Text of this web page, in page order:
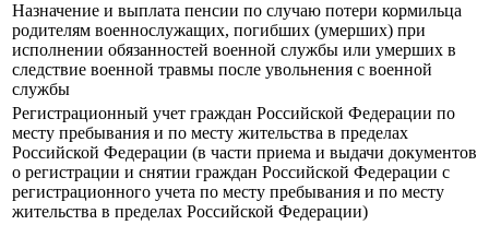
Назначение и выплата пенсии по случаю потери кормильца
родителям военнослужащих, погибших (умерших) при
исполнении обязанностей военной службы или умерших в
следствие военной травмы после увольнения с военной
службы
Регистрационный учет граждан Российской Федерации по
месту пребывания и по месту жительства в пределах
Российской Федерации (в части приема и выдачи документов
о регистрации и снятии граждан Российской Федерации с
регистрационного учета по месту пребывания и по месту
жительства в пределах Российской Федерации)